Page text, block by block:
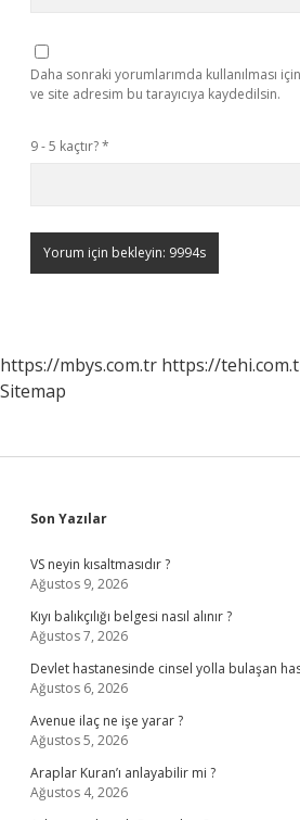
Daha sonraki yorumlarımda kullanılması
ve site adresim bu tarayıcıya kaydedilsin.
9 - 5 kaçtır?*
https://mbys.com.tr https://
Sitemap
Sidebar
Son Yazılar
VS neyin kısaltmasıdır ?
Ağustos 9, 2026
Kıyı balıkçılığı belgesi nasıl alınır ?
Ağustos 7, 2026
Devlet hastanesinde cinsel yolla bulaşan
Ağustos 6, 2026
Avenue ilaç ne işe yarar ?
Ağustos 5, 2026
Araplar Kuran’ı anlayabilir mi ?
Ağustos 4, 2026